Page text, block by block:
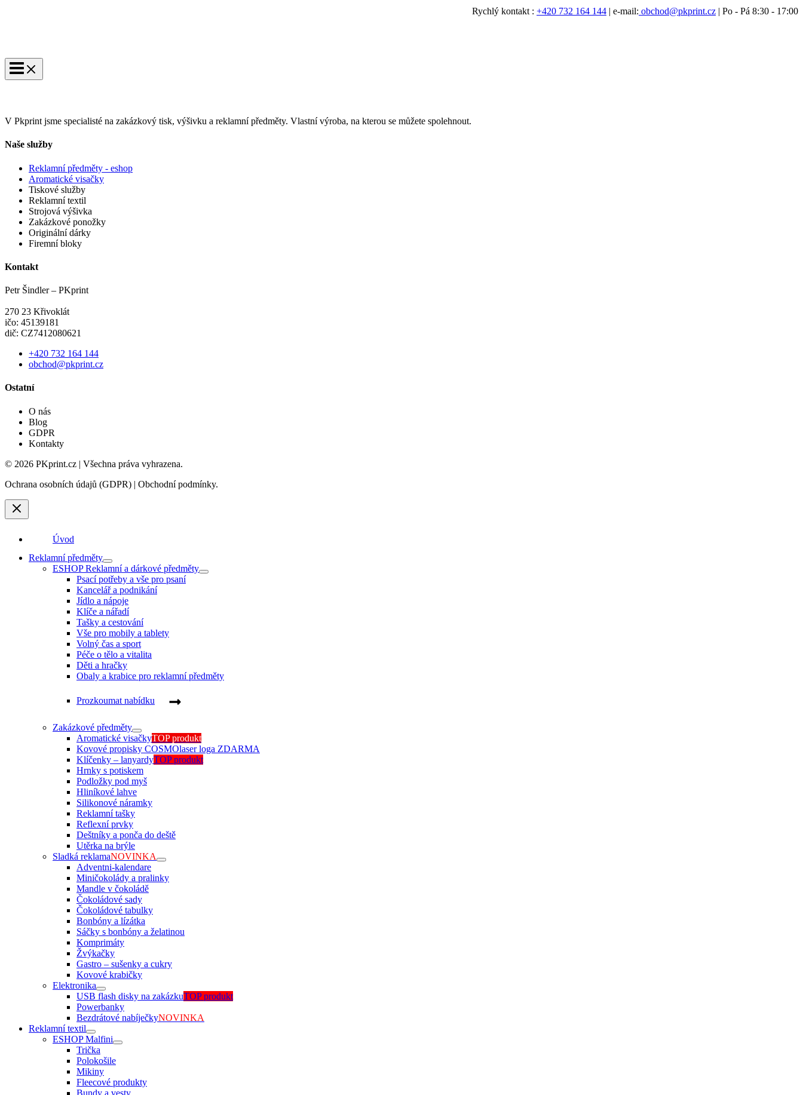
Rychlý kontakt : +420 732 164 144 | e-mail: obchod@pkprint.cz | Po - Pá 8:30 - 17:00
V Pkprint jsme specialisté na zakázkový tisk, výšivku a reklamní předměty. Vlastní výroba, na kterou se můžete spolehnout.
Naše služby
Reklamní předměty - eshop
Aromatické visačky
Tiskové služby
Reklamní textil
Strojová výšivka
Zakázkové ponožky
Originální dárky
Firemní bloky
Kontakt
Petr Šindler – PKprint
270 23 Křivoklát
ičo: 45139181
dič: CZ7412080621
+420 732 164 144
obchod@pkprint.cz
Ostatní
O nás
Blog
GDPR
Kontakty
© 2026 PKprint.cz | Všechna práva vyhrazena.
Ochrana osobních údajů (GDPR) | Obchodní podmínky.
Úvod
Reklamní předměty
ESHOP Reklamní a dárkové předměty
Psací potřeby a vše pro psaní
Kancelář a podnikání
Jídlo a nápoje
Klíče a nářadí
Tašky a cestování
Vše pro mobily a tablety
Volný čas a sport
Péče o tělo a vitalita
Děti a hračky
Obaly a krabice pro reklamní předměty
Prozkoumat nabídku
Zakázkové předměty
Aromatické visačkyTOP produkt
Kovové propisky COSMOlaser loga ZDARMA
Klíčenky – lanyardyTOP produkt
Hrnky s potiskem
Podložky pod myš
Hliníkové lahve
Silikonové náramky
Reklamní tašky
Reflexní prvky
Deštníky a ponča do deště
Utěrka na brýle
Sladká reklamaNOVINKA
Adventni-kalendare
Miničokolády a pralinky
Mandle v čokoládě
Čokoládové sady
Čokoládové tabulky
Bonbóny a lízátka
Sáčky s bonbóny a želatinou
Komprimáty
Žvýkačky
Gastro – sušenky a cukry
Kovové krabičky
Elektronika
USB flash disky na zakázkuTOP produkt
Powerbanky
Bezdrátové nabíječkyNOVINKA
Reklamní textil
ESHOP Malfini
Trička
Polokošile
Mikiny
Fleecové produkty
Bundy a vesty